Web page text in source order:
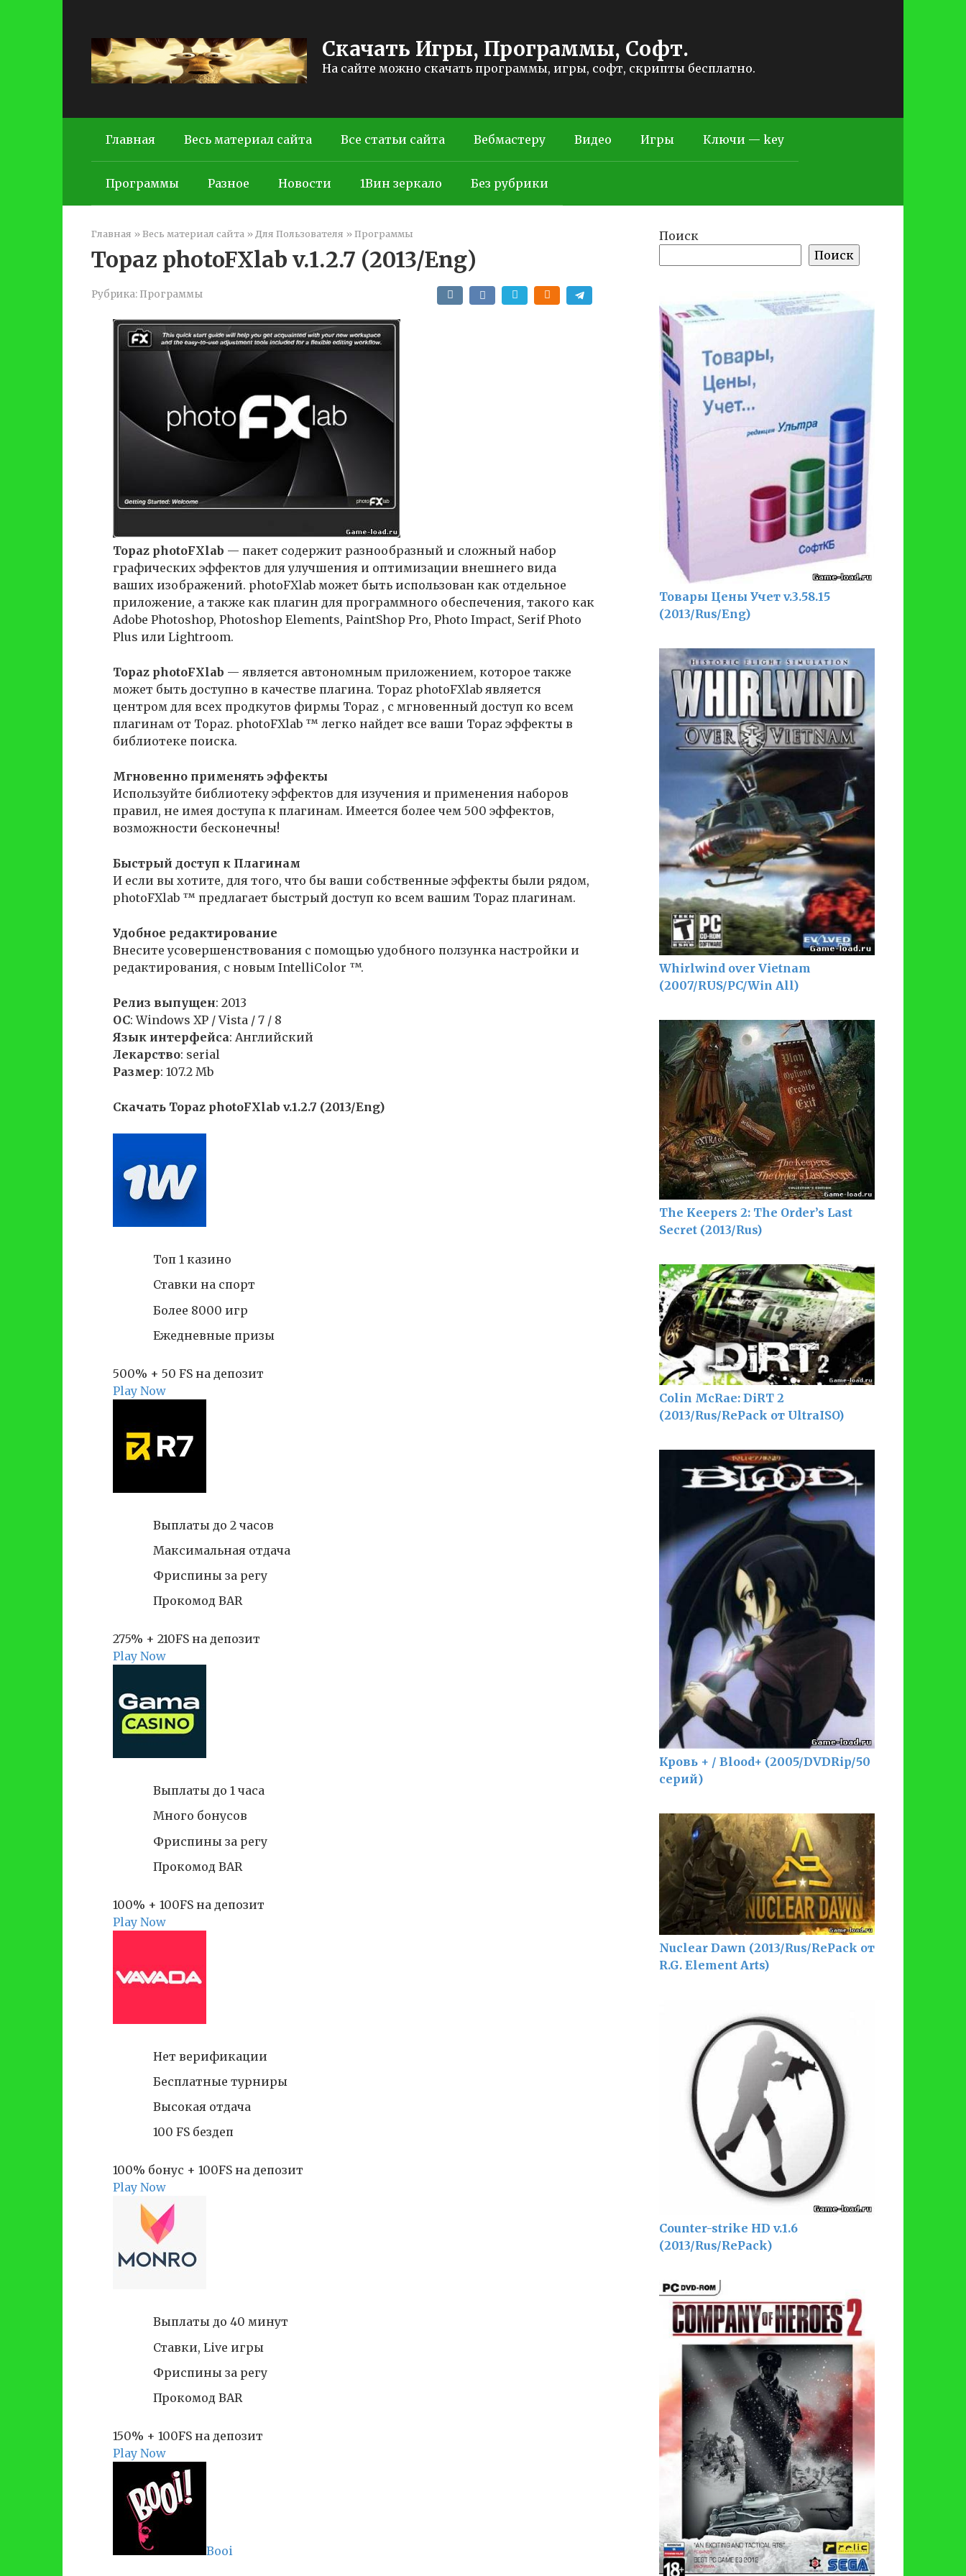
Скачать Игры, Программы, Софт.
На сайте можно скачать программы, игры, софт, скрипты бесплатно.
Главная Весь материал сайта Все статьи сайта Вебмастеру Видео Игры Ключи — key
Программы Разное Новости 1Вин зеркало Без рубрики
Главная »Весь материал сайта » Для Пользователя »Программы
Topaz photoFXlab v.1.2.7 (2013/Eng)
Рубрика: Программы
Topaz photoFXlab — пакет содержит разнообразный и сложный набор
графических эффектов для улучшения и оптимизации внешнего вида
ваших изображений. photoFXlab может быть использован как отдельное
приложение, а также как плагин для программного обеспечения, такого как
Adobe Photoshop, Photoshop Elements, PaintShop Pro, Photo Impact, Serif Photo
Plus или Lightroom.
Topaz photoFXlab — является автономным приложением, которое также
может быть доступно в качестве плагина. Topaz photoFXlab является
центром для всех продкутов фирмы Topaz , с мгновенный доступ ко всем
плагинам от Topaz. photoFXlab ™ легко найдет все ваши Topaz эффекты в
библиотеке поиска.
Мгновенно применять эффекты
Используйте библиотеку эффектов для изучения и применения наборов
правил, не имея доступа к плагинам. Имеется более чем 500 эффектов,
возможности бесконечны!
Быстрый доступ к Плагинам
И если вы хотите, для того, что бы ваши собственные эффекты были рядом,
photoFXlab ™ предлагает быстрый доступ ко всем вашим Topaz плагинам.
Удобное редактирование
Внесите усовершенствования с помощью удобного ползунка настройки и
редактирования, с новым IntelliColor ™.
Релиз выпущен: 2013
ОС: Windows XP / Vista / 7 / 8
Язык интерфейса: Английский
Лекарство: serial
Размер: 107.2 Mb
Скачать Topaz photoFXlab v.1.2.7 (2013/Eng)
Топ 1 казино
Ставки на спорт
Более 8000 игр
Ежедневные призы
500% + 50 FS на депозит
Play Now
Выплаты до 2 часов
Максимальная отдача
Фриспины за регу
Прокомод BAR
275% + 210FS на депозит
Play Now
Выплаты до 1 часа
Много бонусов
Фриспины за регу
Прокомод BAR
100% + 100FS на депозит
Play Now
Нет верификации
Бесплатные турниры
Высокая отдача
100 FS бездеп
100% бонус + 100FS на депозит
Play Now
Выплаты до 40 минут
Ставки, Live игры
Фриспины за регу
Прокомод BAR
150% + 100FS на депозит
Play Now
Booi
Поиск
Поиск
Товары Цены Учет v.3.58.15
(2013/Rus/Eng)
Whirlwind over Vietnam
(2007/RUS/PC/Win All)
The Keepers 2: The Order’s Last
Secret (2013/Rus)
Colin McRae: DiRT 2
(2013/Rus/RePack от UltraISO)
Кровь + / Blood+ (2005/DVDRip/50
серий)
Nuclear Dawn (2013/Rus/RePack от
R.G. Element Arts)
Counter-strike HD v.1.6
(2013/Rus/RePack)